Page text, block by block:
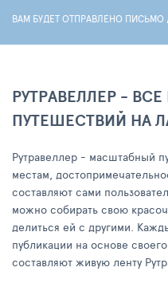
ВАМ БУДЕТ ОТПРАВЛЕНО
РУТРАВЕЛЛЕР -
ПУТЕШЕСТВИЙ НА
Рутравеллер - масштабный
местам,
составляют сами
можно собирать свою
делиться ей с другими.
публикации на основе
составляют живую ленту